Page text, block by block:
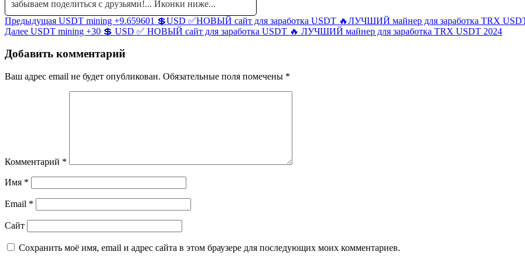
забываем поделиться с друзьями!... Иконки ниже...
Навигация
по
записям
Предыдущая Предыдущая
запись:
USDT mining +9.659601 💲USD ✅НОВЫЙ сайт для заработка USDT 🔥ЛУЧШИЙ майнер для заработка TRX
Далее Следующая
USDT mining +30 💲 USD ✅ НОВЫЙ сайт для заработка USDT 🔥 ЛУЧШИЙ майнер для заработка TRX USDT 2024
Добавить комментарий
Ваш адрес email не будет опубликован. Обязательные поля помечены *
Комментарий *
Имя *
Email *
Сайт
Сохранить моё имя, email и адрес сайта в этом браузере для последующих моих комментариев.